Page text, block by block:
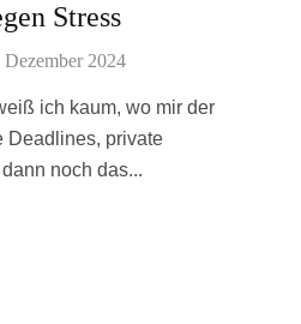
Stress
Dezember 2024
ich kaum, wo mir der
Deadlines, private
noch das...